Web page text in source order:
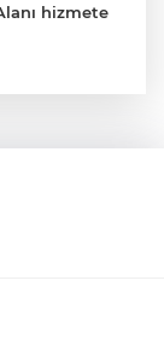
hizmete